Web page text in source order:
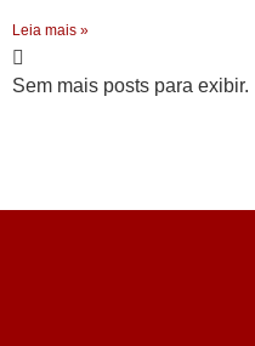
Leia mais »
Sem mais posts para exibir.